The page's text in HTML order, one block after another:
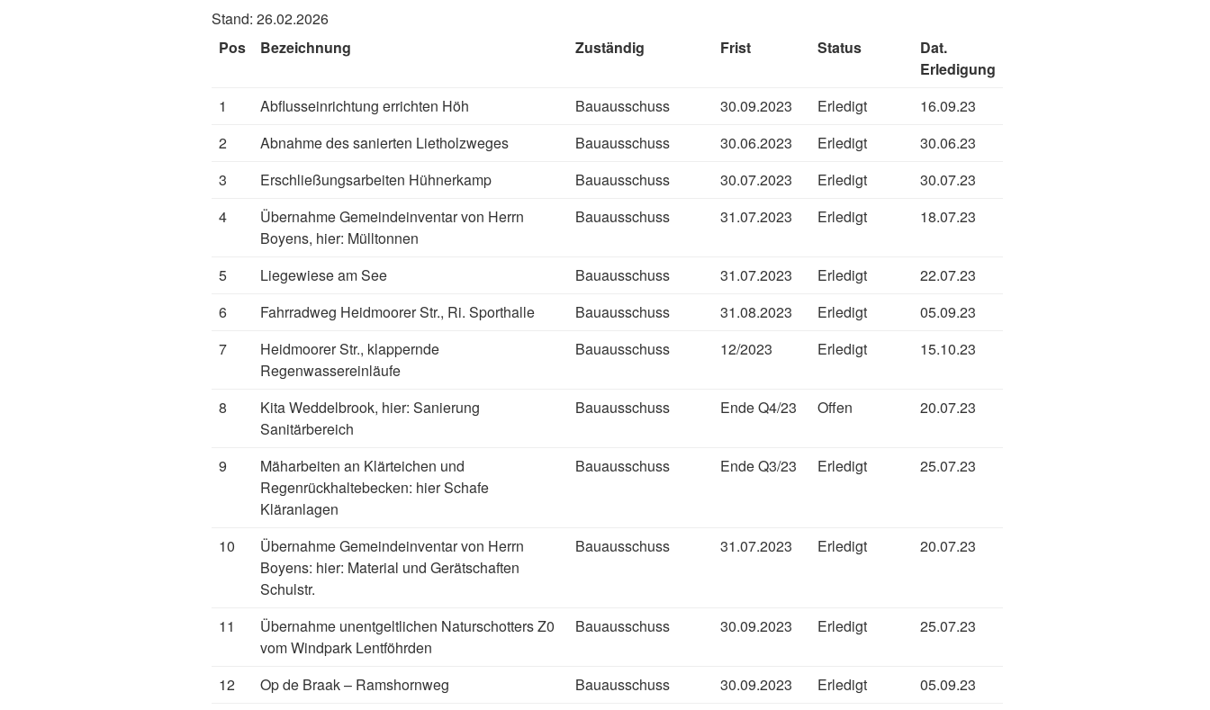
Stand: 26.02.2026
Pos
Bezeichnung Zuständig Frist Status
Dat.
Erledigung
1
Abflusseinrichtung errichten Höh Bauausschuss 30.09.2023 Erledigt
16.09.23
2
Abnahme des sanierten Lietholzweges Bauausschuss 30.06.2023 Erledigt
30.06.23
3
Erschließungsarbeiten Hühnerkamp Bauausschuss 30.07.2023 Erledigt
30.07.23
4
Übernahme Gemeindeinventar von Herrn
Boyens, hier: Mülltonnen
Bauausschuss 31.07.2023 Erledigt 18.07.23
5 Liegewiese am See Bauausschuss 31.07.2023 Erledigt
22.07.23
6
Fahrradweg Heidmoorer Str., Ri. Sporthalle Bauausschuss 31.08.2023 Erledigt
05.09.23
7
Heidmoorer Str., klappernde
Regenwassereinläufe
Bauausschuss 12/2023 Erledigt 15.10.23
8
Kita Weddelbrook, hier: Sanierung
Sanitärbereich
Bauausschuss Ende Q4/23 Offen 20.07.23
9
Mäharbeiten an Klärteichen und
Regenrückhaltebecken: hier Schafe
Kläranlagen
Bauausschuss Ende Q3/23 Erledigt 25.07.23
10
Übernahme Gemeindeinventar von Herrn
Boyens: hier: Material und Gerätschaften
Schulstr.
Bauausschuss 31.07.2023 Erledigt 20.07.23
11
Übernahme unentgeltlichen Naturschotters Z0
vom Windpark Lentföhrden
Bauausschuss 30.09.2023 Erledigt 25.07.23
12 Op de Braak – Ramshornweg Bauausschuss 30.09.2023 Erledigt
05.09.23